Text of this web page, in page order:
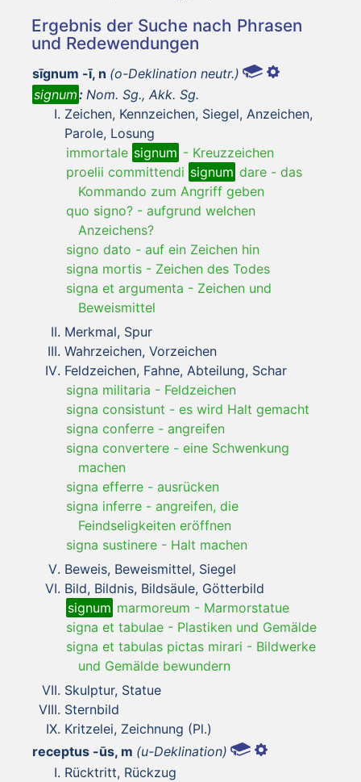
Ergebnis der Suche nach Phrasen
und Redewendungen
sīgnum -ī, n (o-Deklination neutr.)
signum: Nom. Sg., Akk. Sg.
Zeichen, Kennzeichen, Siegel, Anzeichen,
Parole, Losung
immortale signum - Kreuzzeichen
proelii committendi signum dare - das
Kommando zum Angriff geben
quo signo? - aufgrund welchen
Anzeichens?
signo dato - auf ein Zeichen hin
signa mortis - Zeichen des Todes
signa et argumenta - Zeichen und
Beweismittel
Merkmal, Spur
Wahrzeichen, Vorzeichen
Feldzeichen, Fahne, Abteilung, Schar
signa militaria - Feldzeichen
signa consistunt - es wird Halt gemacht
signa conferre - angreifen
signa convertere - eine Schwenkung
machen
signa efferre - ausrücken
signa inferre - angreifen, die
Feindseligkeiten eröffnen
signa sustinere - Halt machen
Beweis, Beweismittel, Siegel
Bild, Bildnis, Bildsäule, Götterbild
signum marmoreum - Marmorstatue
signa et tabulae - Plastiken und Gemälde
signa et tabulas pictas mirari - Bildwerke
und Gemälde bewundern
Skulptur, Statue
Sternbild
Kritzelei, Zeichnung (Pl.)
receptus -ūs, m (u-Deklination)
Rücktritt, Rückzug